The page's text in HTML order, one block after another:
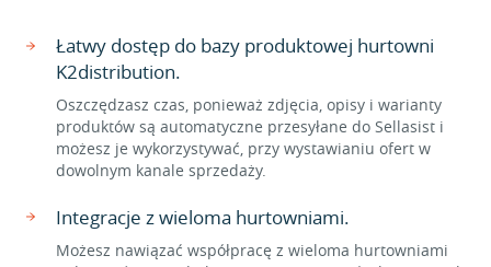
Łatwy dostęp do bazy produktowej hurtowni
K2distribution.
Oszczędzasz czas, ponieważ zdjęcia, opisy i warianty
produktów są automatyczne przesyłane do Sellasist i
możesz je wykorzystywać, przy wystawianiu ofert w
dowolnym kanale sprzedaży.
Integracje z wieloma hurtowniami.
Możesz nawiązać współpracę z wieloma hurtowniami